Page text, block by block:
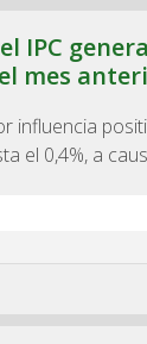
IPC
mes
influencia
el 0,4%, a